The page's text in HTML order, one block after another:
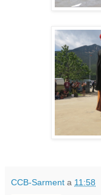
CCB-Sarment a 11:58